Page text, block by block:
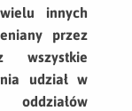
innych
przez
wszystkie
udział w